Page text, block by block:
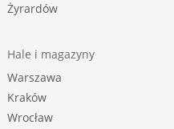
Żyrardów
Hale i magazyny
Warszawa
Kraków
Wrocław